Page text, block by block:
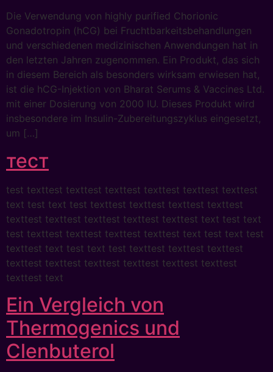
Die Verwendung von highly purified Chorionic
Gonadotropin (hCG) bei Fruchtbarkeitsbehandlungen
und verschiedenen medizinischen Anwendungen hat in
den letzten Jahren zugenommen. Ein Produkt, das sich
in diesem Bereich als besonders wirksam erwiesen hat,
ist die hCG-Injektion von Bharat Serums & Vaccines Ltd.
mit einer Dosierung von 2000 IU. Dieses Produkt wird
insbesondere im Insulin-Zubereitungszyklus eingesetzt,
um […]
тест
test texttest texttest texttest texttest texttest texttest
text test text test texttest texttest texttest texttest
texttest texttest texttest texttest texttest text test text
test texttest texttest texttest texttest text test text test
texttest text test text test texttest texttest texttest
texttest texttest texttest texttest texttest texttest
texttest text
Ein Vergleich von
Thermogenics und
Clenbuterol